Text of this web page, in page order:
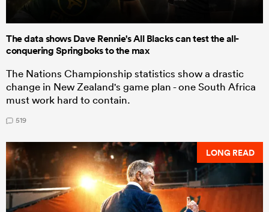
The data shows Dave Rennie's All Blacks can test the all-
conquering Springboks to the max
The Nations Championship statistics show a drastic
change in New Zealand's game plan - one South Africa
must work hard to contain.
519
LONG READ